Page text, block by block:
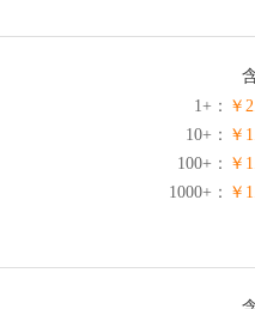
1+： ￥
10+： ￥
100+： ￥
1000+： ￥